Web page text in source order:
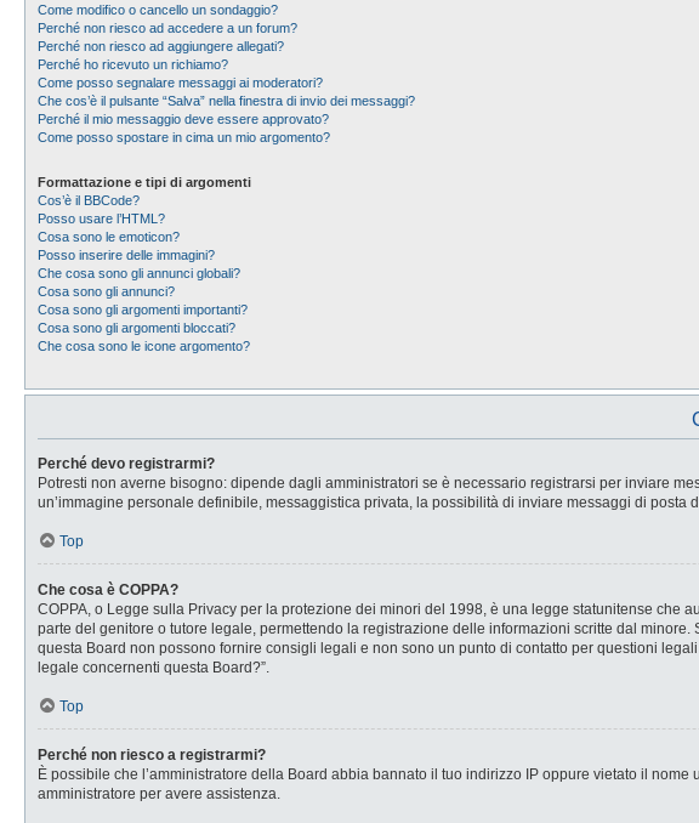
Come modifico o cancello un sondaggio?
Perché non riesco ad accedere a un forum?
Perché non riesco ad aggiungere allegati?
Perché ho ricevuto un richiamo?
Come posso segnalare messaggi ai moderatori?
Che cos’è il pulsante “Salva” nella finestra di invio dei messaggi?
Perché il mio messaggio deve essere approvato?
Come posso spostare in cima un mio argomento?
Formattazione e tipi di argomenti
Cos’è il BBCode?
Posso usare l’HTML?
Cosa sono le emoticon?
Posso inserire delle immagini?
Che cosa sono gli annunci globali?
Cosa sono gli annunci?
Cosa sono gli argomenti importanti?
Cosa sono gli argomenti bloccati?
Che cosa sono le icone argomento?
Perché devo registrarmi?
Potresti non averne bisogno: dipende dagli amministratori se è necessario registrarsi per inviare
un’immagine personale definibile, messaggistica privata, la possibilità di inviare messaggi di
Top
Che cosa è COPPA?
COPPA, o Legge sulla Privacy per la protezione dei minori del 1998, è una legge statunitense
parte del genitore o tutore legale, permettendo la registrazione delle informazioni scritte dal
questa Board non possono fornire consigli legali e non sono un punto di contatto per questioni
legale concernenti questa Board?”.
Top
Perché non riesco a registrarmi?
È possibile che l’amministratore della Board abbia bannato il tuo indirizzo IP oppure vietato il
amministratore per avere assistenza.